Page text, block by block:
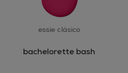
essie clásico
bachelorette bash